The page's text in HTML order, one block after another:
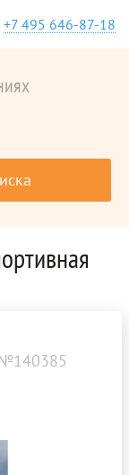
+7 495 646-87-18